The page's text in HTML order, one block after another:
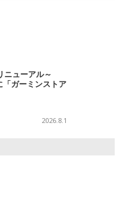
ニューアル～
「ガーミンストア
2026.8.1